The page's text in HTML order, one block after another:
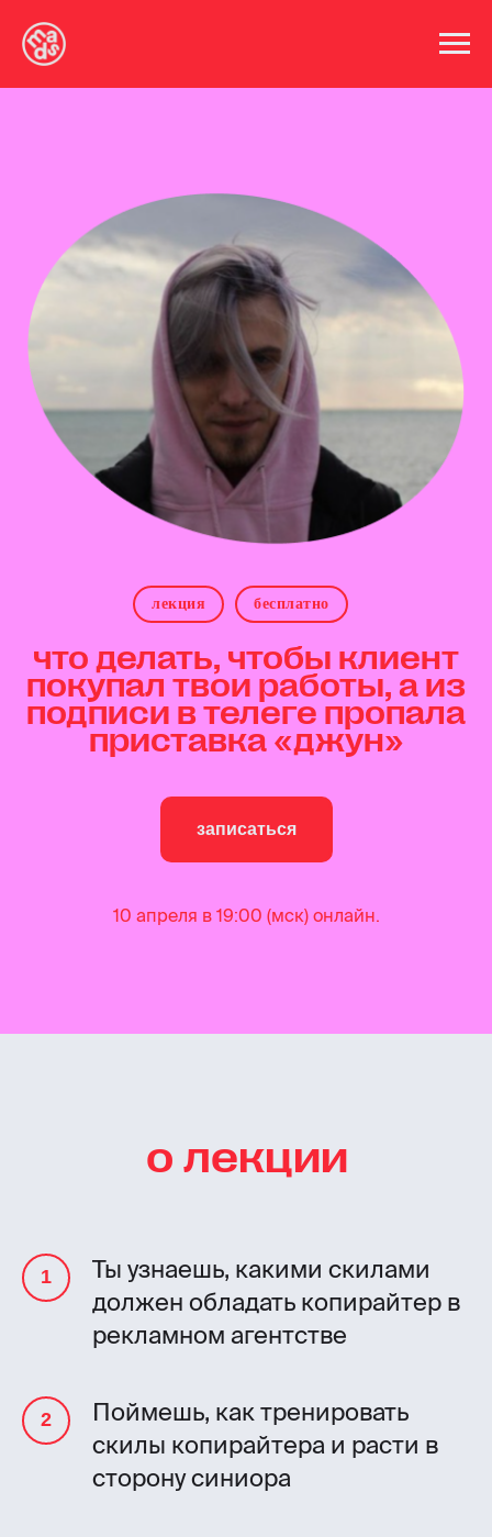
лекция бесплатно
что делать, чтобы клиент
покупал твои работы, а из
подписи в телеге пропала
приставка «джун»
записаться
10 апреля в 19:00 (мск) онлайн.
о лекции
Ты узнаешь, какими скилами
должен обладать копирайтер в
рекламном агентстве
Поймешь, как тренировать
скилы копирайтера и расти в
сторону синиора